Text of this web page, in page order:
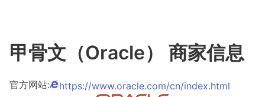
甲骨文（Oracle） 商家信息
官方网站: https://www.oracle.com/cn/index.html